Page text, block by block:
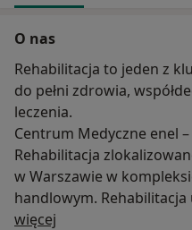
O nas
Rehabilitacja to jeden z
do pełni zdrowia,
leczenia.
Centrum Medyczne enel –
Rehabilitacja
w Warszawie w
handlowym.
wydzielonej strefie na
więcej